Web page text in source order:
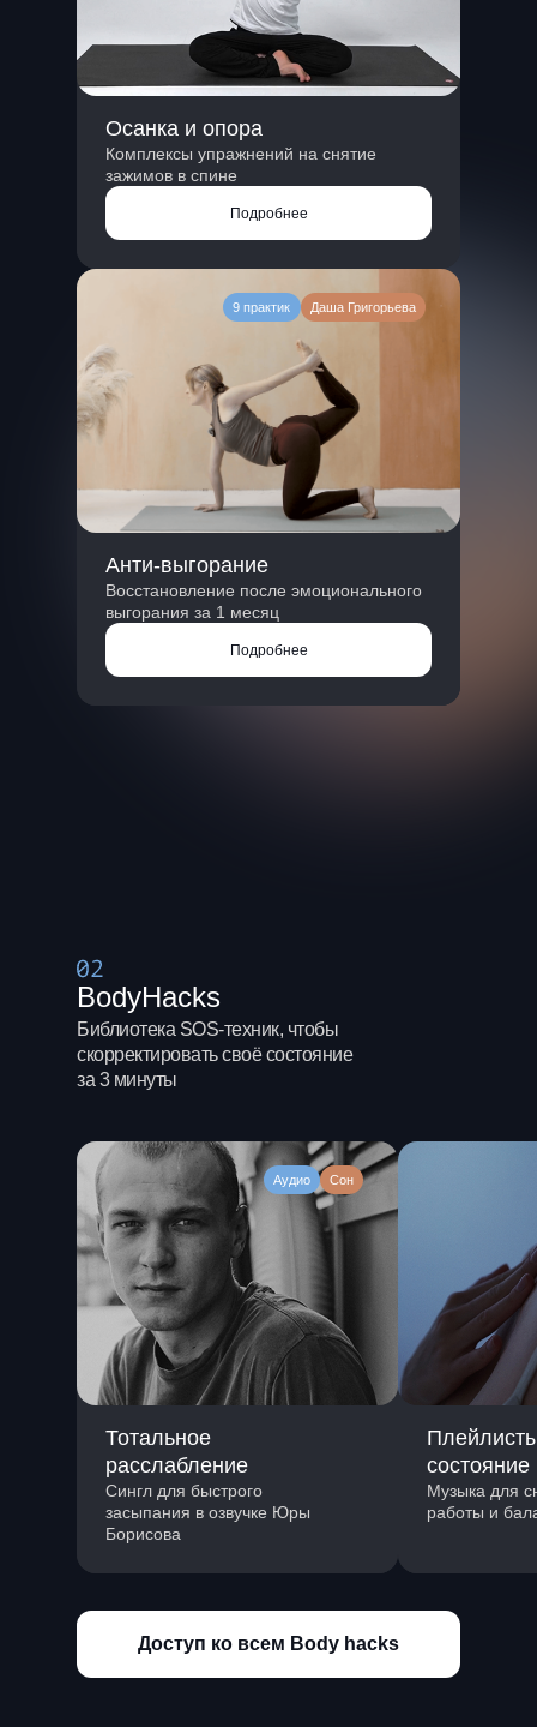
Осанка и опора
Комплексы упражнений на снятие
зажимов в спине
Подробнее
Анти-выгорание
Восстановление после эмоционального
выгорания за 1 месяц
Подробнее
9 практик Даша Григорьева
Доступ ко всем Body hacks
Тотальное
расслабление
Сингл для быстрого
засыпания в озвучке Юры
Борисова
Аудио Сон
состояние
Музыка для
работы и
BodyHacks
Библиотека SOS-техник, чтобы
скорректировать своё состояние
за 3 минуты